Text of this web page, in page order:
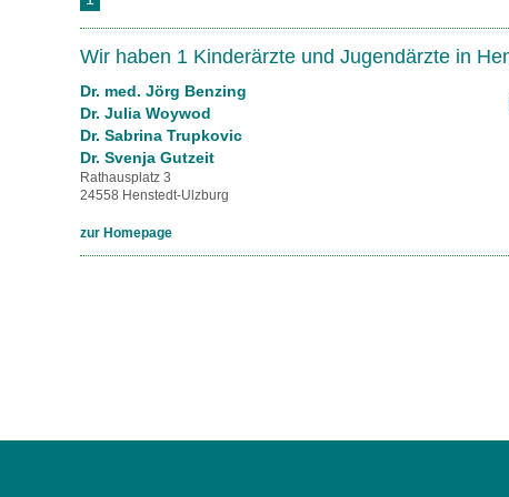
Wir haben 1 Kinderärzte und Jugendärzte in
Dr. med. Jörg Benzing
Dr. Julia Woywod
Dr. Sabrina Trupkovic
Dr. Svenja Gutzeit
Rathausplatz 3
24558 Henstedt-Ulzburg
zur Homepage